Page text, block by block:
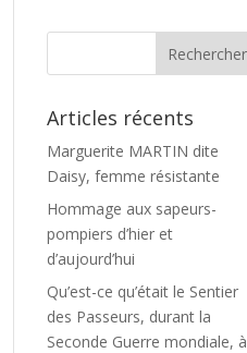
Articles récents
Marguerite MARTIN dite
Daisy, femme résistante
Hommage aux sapeurs-
pompiers d’hier et
d’aujourd’hui
Qu’est-ce qu’était le Sentier
des Passeurs, durant la
Seconde Guerre mondiale, à